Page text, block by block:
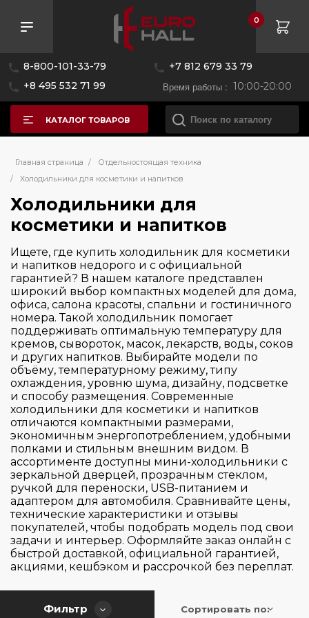
8-800-101-33-79
+7 812 679 33 79
+8 495 532 71 99
Время работы : 10:00-20:00
0
КАТАЛОГ ТОВАРОВ
Главная страница /
Отдельностоящая техника
/
Холодильники для косметики и напитков
Холодильники для
косметики и напитков
Ищете, где купить холодильник для косметики
и напитков недорого и с официальной
гарантией? В нашем каталоге представлен
широкий выбор компактных моделей для дома,
офиса, салона красоты, спальни и гостиничного
номера. Такой холодильник помогает
поддерживать оптимальную температуру для
кремов, сывороток, масок, лекарств, воды, соков
и других напитков. Выбирайте модели по
объёму, температурному режиму, типу
охлаждения, уровню шума, дизайну, подсветке
и способу размещения. Современные
холодильники для косметики и напитков
отличаются компактными размерами,
экономичным энергопотреблением, удобными
полками и стильным внешним видом. В
ассортименте доступны мини-холодильники с
зеркальной дверцей, прозрачным стеклом,
ручкой для переноски, USB-питанием и
адаптером для автомобиля. Сравнивайте цены,
технические характеристики и отзывы
покупателей, чтобы подобрать модель под свои
задачи и интерьер. Оформляйте заказ онлайн с
быстрой доставкой, официальной гарантией,
акциями, кешбэком и рассрочкой без переплат.
Фильтр
Розничная цена
—
Бренд
Meyvel
Страна производитель
Цвет
Управление
Touch Control
Автоматическое
Механическое
Сенсорное
Тип установки
Отдельностоящая
Тип холодильника
Для косметики
Перенавешиваемая дверь
Нет
Количество температурных зон
1
Общий объем (л)
4
6
9
12
Количество камер
1
Морозильная камера
Высота (см)
Ширина (см) Сортировать по: